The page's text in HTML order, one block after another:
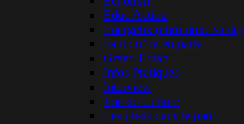
Educ Action
Energetix (chronique santé)
Faut qu’on en parle
Grand Ecran
Infos Pratiques
Interview
Joie de Culture
Les pieds dans le parc